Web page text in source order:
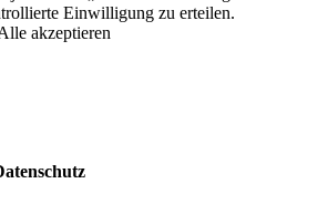
Einwilligung zu erteilen.
akzeptieren